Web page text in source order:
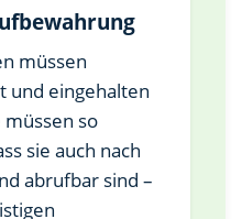
müssen
und eingehalten
so
sie auch nach
abrufbar sind –